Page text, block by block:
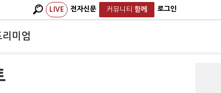
LIVE 전자신문 커뮤니티 함께 로그인
리미엄